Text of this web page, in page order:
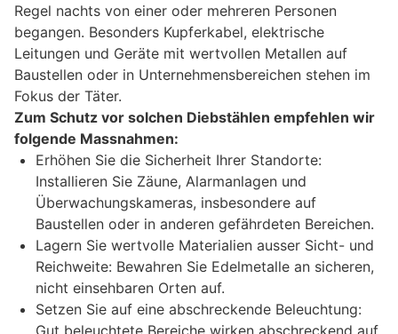
Regel nachts von einer oder mehreren Personen
begangen. Besonders Kupferkabel, elektrische
Leitungen und Geräte mit wertvollen Metallen auf
Baustellen oder in Unternehmensbereichen stehen im
Fokus der Täter.
Zum Schutz vor solchen Diebstählen empfehlen wir
folgende Massnahmen:
Erhöhen Sie die Sicherheit Ihrer Standorte:
Installieren Sie Zäune, Alarmanlagen und
Überwachungskameras, insbesondere auf
Baustellen oder in anderen gefährdeten Bereichen.
Lagern Sie wertvolle Materialien ausser Sicht- und
Reichweite: Bewahren Sie Edelmetalle an sicheren,
nicht einsehbaren Orten auf.
Setzen Sie auf eine abschreckende Beleuchtung: